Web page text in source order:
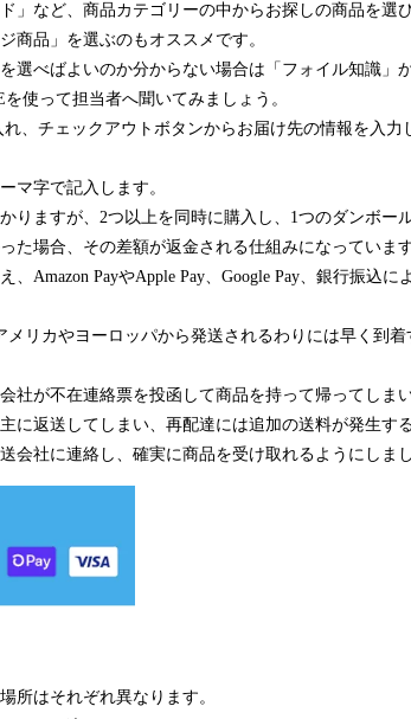
」など、商品カテゴリーの中からお探しの商品を選び
商品」を選ぶのもオススメです。
選べばよいのか分からない場合は「フォイル知識」
使って担当者へ聞いてみましょう。
、チェックアウトボタンからお届け先の情報を入力
マ字で記入します。
りますが、2つ以上を同時に購入し、1つのダンボー
た場合、その差額が返金される仕組みになっています
Amazon PayやApple Pay、Google Pay、銀行振込に
リカやヨーロッパから発送されるわりには早く到着
社が不在連絡票を投函して商品を持って帰ってしま
返送してしまい、再配達には追加の送料が発生す
会社に連絡し、確実に商品を受け取れるようにしまし
所はそれぞれ異なります。